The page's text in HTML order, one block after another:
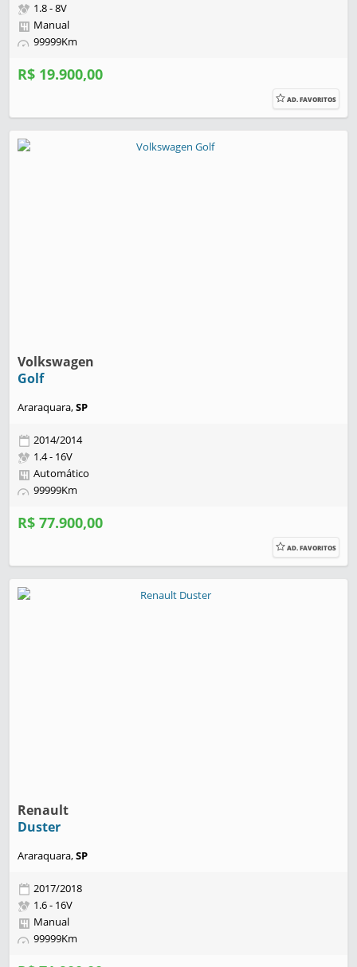
1.8 - 8V
Manual
99999Km
R$ 19.900,00
AD. FAVORITOS
Volkswagen
Golf
Araraquara,SP
2014/2014
1.4 - 16V
Automático
99999Km
R$ 77.900,00
AD. FAVORITOS
Renault
Duster
Araraquara,SP
2017/2018
1.6 - 16V
Manual
99999Km